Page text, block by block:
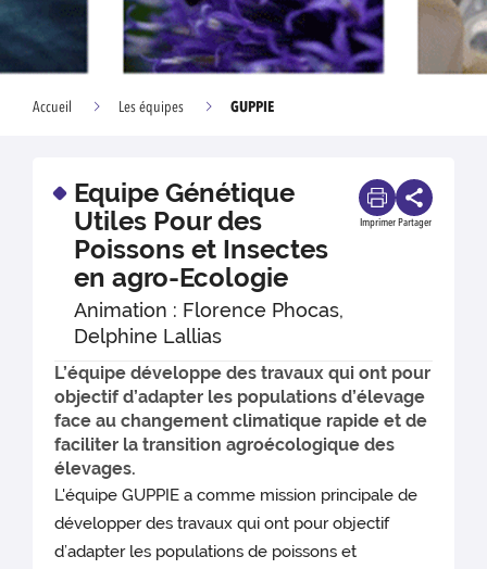
Accueil Les équipes GUPPIE
Equipe Génétique
Utiles Pour des
Poissons et Insectes
en agro-Ecologie
Animation : Florence Phocas,
Delphine Lallias
Imprimer Partager
L’équipe développe des travaux qui ont pour
objectif d’adapter les populations d’élevage
face au changement climatique rapide et de
faciliter la transition agroécologique des
élevages.
L'équipe GUPPIE a comme mission principale de
développer des travaux qui ont pour objectif
d’adapter les populations de poissons et